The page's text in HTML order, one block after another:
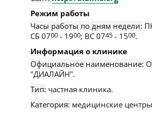
Режим работы
Часы работы по дням недели:
СБ 0700 - 1900; ВС 0745 - 1500.
Информация о клинике
Официальное наименование:
"ДИАЛАЙН".
Тип: частная клиника.
Категория: медицинские